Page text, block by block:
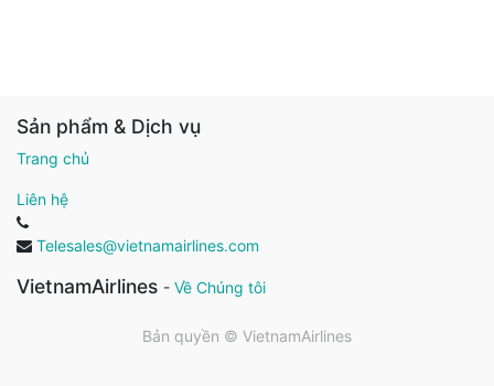
Sản phẩm & Dịch vụ
Trang chủ
Liên hệ
Telesales@vietnamairlines.com
VietnamAirlines - Về Chúng tôi
Bản quyền © VietnamAirlines